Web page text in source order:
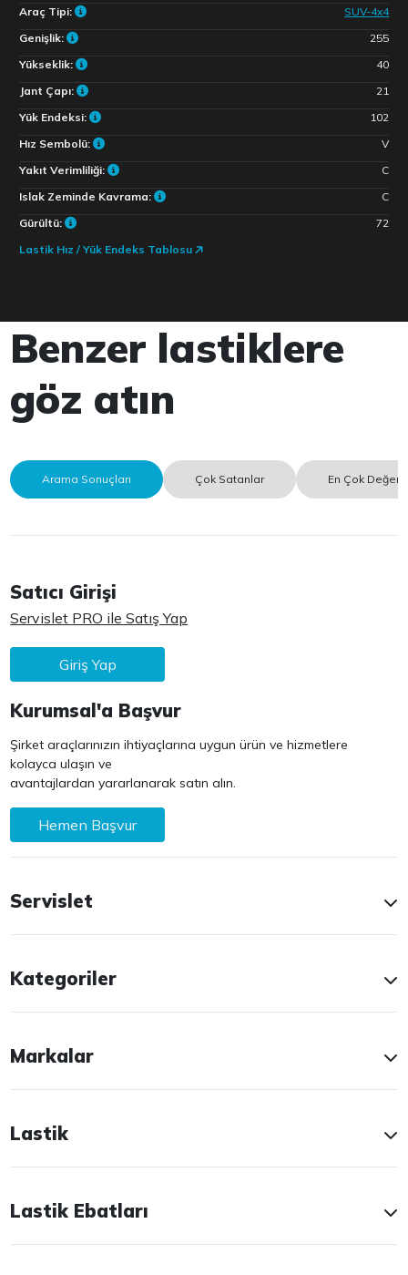
Araç Tipi:
SUV-4x4
Genişlik:
255
Yükseklik:
40
Jant Çapı:
21
Yük Endeksi:
102
Hız Sembolü:
V
Yakıt Verimliliği:
C
Islak Zeminde Kavrama:
C
Gürültü:
72
Lastik Hız / Yük Endeks Tablosu
Benzer lastiklere
göz atın
Arama Sonuçları Çok Satanlar En Çok
Satıcı Girişi
Servislet PRO ile Satış Yap
Giriş Yap
Kurumsal'a Başvur
Şirket araçlarınızın ihtiyaçlarına uygun ürün ve hizmetlere
kolayca ulaşın ve
avantajlardan yararlanarak satın alın.
Hemen Başvur
Servislet
Kategoriler
Markalar
Lastik
Lastik Ebatları